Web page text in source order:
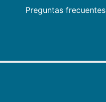
Preguntas frecuentes